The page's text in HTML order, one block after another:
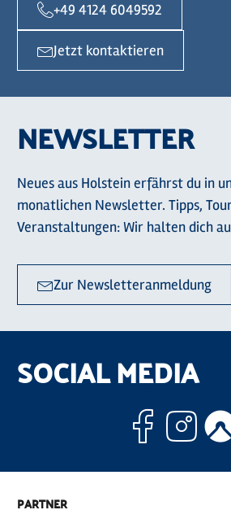
+49 4124 6049592
Jetzt kontaktieren
NEWSLETTER
Neues aus Holstein erfährst du in
monatlichen Newsletter. Tipps,
Veranstaltungen: Wir halten dich
Zur Newsletteranmeldung
SOCIAL MEDIA
PARTNER